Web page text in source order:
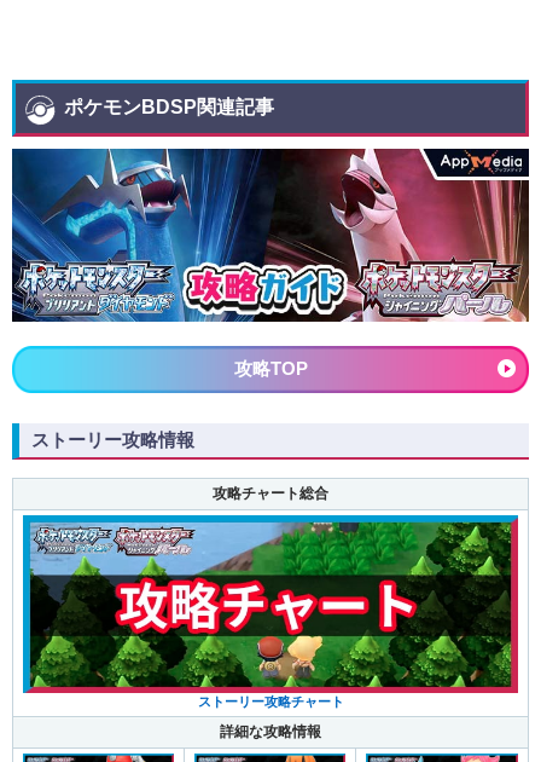
ポケモンBDSP関連記事
攻略TOP
ストーリー攻略情報
攻略チャート総合
ストーリー攻略チャート
詳細な攻略情報